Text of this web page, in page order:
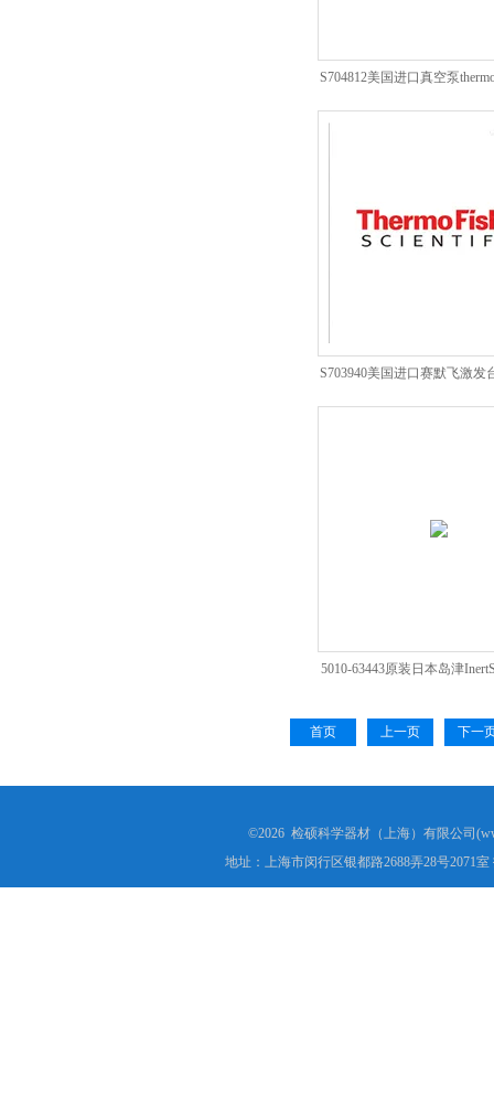
S704812美国进口真空泵
件批发
S703940美国进口赛默飞激发
耗材总经销
5010-63443原装日本岛津
首页
上一页 下一
©2026 检硕科学器材（上海）有限公司
地址：上海市闵行区银都路2688弄28号2071